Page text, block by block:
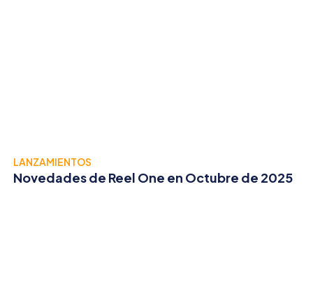
LANZAMIENTOS
Novedades de Reel One en Octubre de 2025